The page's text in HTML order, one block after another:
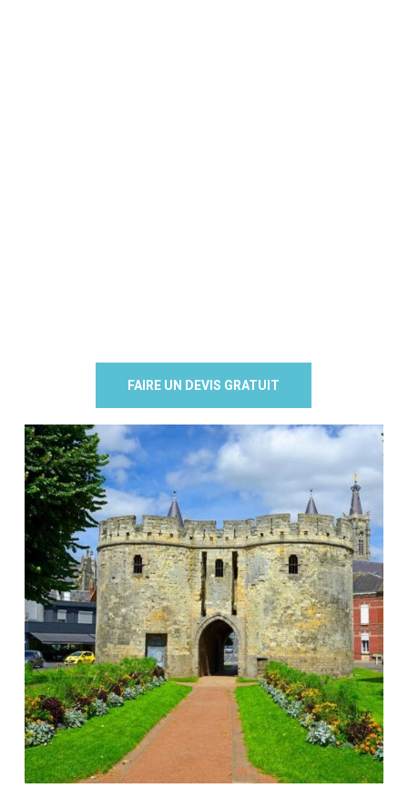
FAIRE UN DEVIS GRATUIT